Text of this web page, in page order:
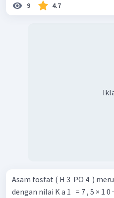
9 4.7
Asam fosfat ( H 3 ​ PO 4 ​ )
dengan nilai K a 1 ​ ​ = 7 , 5 × 1 0